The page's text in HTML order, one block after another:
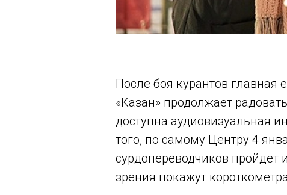
После боя курантов
«Казан» продолжает
доступна аудиовизуальная
того, по самому Центру 4
сурдопереводчиков
зрения покажут